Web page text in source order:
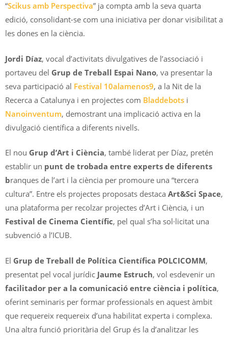
“Scikus amb Perspectiva” ja compta amb la seva quarta
edició, consolidant-se com una iniciativa per donar visibilitat a
les dones en la ciència.
Jordi Díaz, vocal d’activitats divulgatives de l’associació i
portaveu del Grup de Treball Espai Nano, va presentar la
seva participació al Festival 10alamenos9, a la Nit de la
Recerca a Catalunya i en projectes com Bladdebots i
Nanoinventum, demostrant una implicació activa en la
divulgació científica a diferents nivells.
El nou Grup d’Art i Ciència, també liderat per Díaz, pretén
establir un punt de trobada entre experts de diferents
branques de l’art i la ciència per promoure una “tercera
cultura”. Entre els projectes proposats destaca Art&Sci Space,
una plataforma per recolzar projectes d’Art i Ciència, i un
Festival de Cinema Científic, pel qual s’ha sol·licitat una
subvenció a l’ICUB.
El Grup de Treball de Política Científica POLCICOMM,
presentat pel vocal jurídic Jaume Estruch, vol esdevenir un
facilitador per a la comunicació entre ciència i política,
oferint seminaris per formar professionals en aquest àmbit
que requereix requereix d’una habilitat experta i complexa.
Una altra funció prioritària del Grup és la d’analitzar les